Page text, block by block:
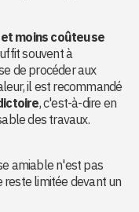
moins coûteuse
souvent à
de procéder aux
il est recommandé
, c'est-à-dire en
des travaux.
amiable n'est pas
limitée devant un